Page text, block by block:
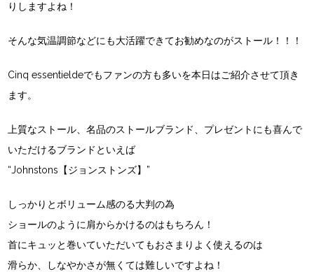
りしますよね！
そんな気温調節などにも大活躍できてお勧めなのがストール！！！
Cinq essentieldeでもファンの方も多いを本日はご紹介させて頂き
ます。
上質なストール、名品のストールブランド、プレゼントにも喜んで
いただけるブランドといえば
“Johnstons【ジョンストンズ】”
しっかりとボリューム感のる大判の為
ショールのように肩からかけるのはもちろん！
首にキュッと巻いていただいてもおさまりよく使えるのは
滑らか、しなやかさが無くては難しいですよね！